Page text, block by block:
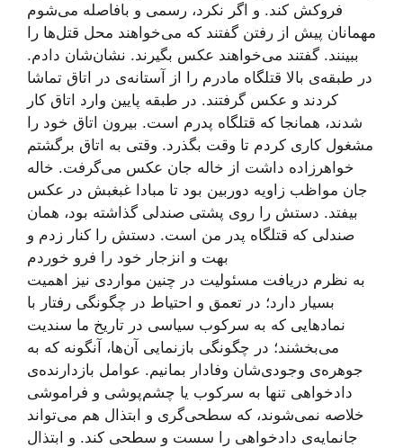
فروکش کند. و اگر نکرد، رسمی و بافاصله می‌شوم
مهمانان پیش از رفتن گفتند که می‌خواهند محل قتل‌ها را
ببینند. گفتند می‌خواهند عکس بگیرند. نشان‌شان دادم.
در طبقه‌ی بالا قتلگاه مادرم را از آستانه‌ی در اتاق تماشا
کردند و عکس گرفتند. در طبقه پایین وارد اتاق کار
شدند، همانجا که قتلگاه پدرم است. بیرون اتاق خود را
مشغول کاری کردم تا وقت بگذرد. وقتی به اتاق برگشتم
خواهرزاده داشت از خاله جان عکس می‌گرفت. خاله
جان مواظب زاویه دوربین بود تا مبادا غبغبش در عکس
بیفتد. دستش را روی پشتی صندلی گذاشته بود، همان
صندلی که قتلگاه پدر من است. دستش را کنار زدم و
بهت و انزجار خود را فرو خوردم
به نظرم دریافت مسئولیت در چنین مواردی نیز اهمیت
بسیار دارد؛ در تعمق و احتیاط در چگونگی رفتار با
نمادهایی که به سرکوب سیاسی در تاریخ ما سندیت
می‌بخشند؛ در چگونگی بازنمایی آن‌ها، آنگونه که به
جوهره‌ی وجودی‌شان وفادار بمانیم. عوامل بازدارنده‌ی
دادخواهی تنها به سرکوب یا چشم‌پوشی و فراموشی
خلاصه نمی‌‌شوند، که سطحی‌گری و ابتذال هم می‌تواند
جانمایه‌ی دادخواهی را سست و سطحی کند. و ابتذال